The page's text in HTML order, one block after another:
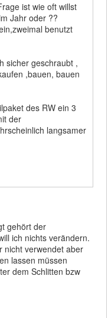
ist wie oft willst
Jahr oder ??
benutzt
sicher geschraubt ,
,bauen, bauen
des RW ein 3
der
langsamer
gehört der
ich nichts verändern.
nicht verwendet aber
lassen müssen
dem Schlitten bzw